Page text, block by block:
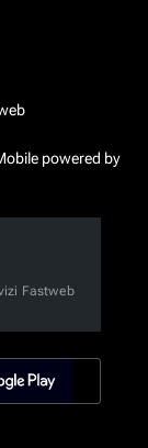
powered by
Fastweb